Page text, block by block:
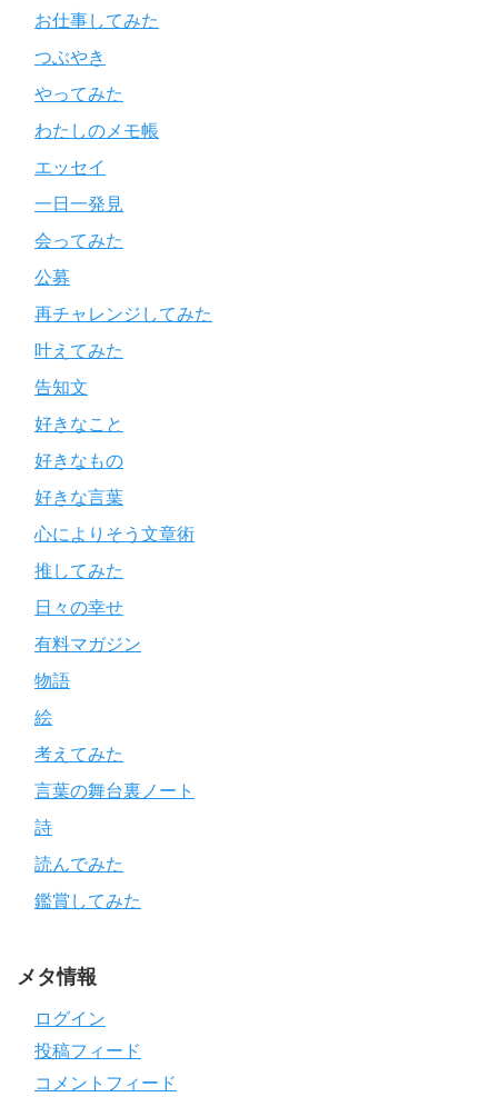
お仕事してみた
つぶやき
やってみた
わたしのメモ帳
エッセイ
一日一発見
会ってみた
公募
再チャレンジしてみた
叶えてみた
告知文
好きなこと
好きなもの
好きな言葉
心によりそう文章術
推してみた
日々の幸せ
有料マガジン
物語
絵
考えてみた
言葉の舞台裏ノート
詩
読んでみた
鑑賞してみた
メタ情報
ログイン
投稿フィード
コメントフィード